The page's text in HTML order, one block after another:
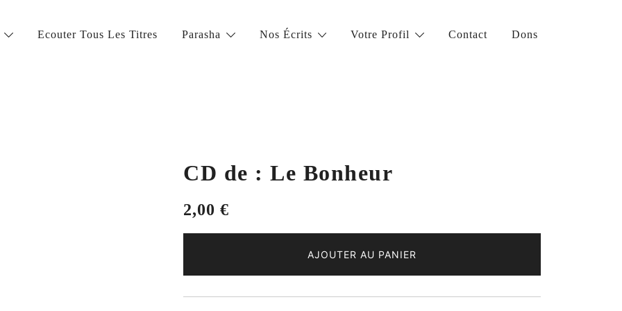
Ecouter Tous Les Titres Parasha Nos Écrits Votre Profil Contact Dons
CD de : Le Bonheur
2,00 €
AJOUTER AU PANIER